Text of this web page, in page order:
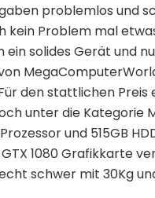
problemlos und
kein Problem mal
ein solides Gerät und
den stattlichen
unter die Kategorie
und 515GB
1080 Grafikkarte
schwer mit 30Kg